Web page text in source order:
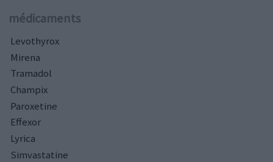
médicaments
Levothyrox
Mirena
Tramadol
Champix
Paroxetine
Effexor
Lyrica
Simvastatine